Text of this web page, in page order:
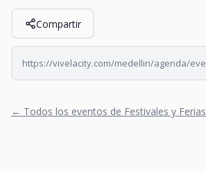
Compartir
← Todos los eventos de Festivales y Ferias